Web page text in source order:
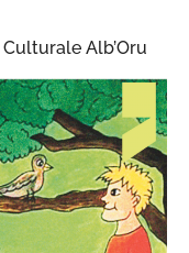
Alb’Oru